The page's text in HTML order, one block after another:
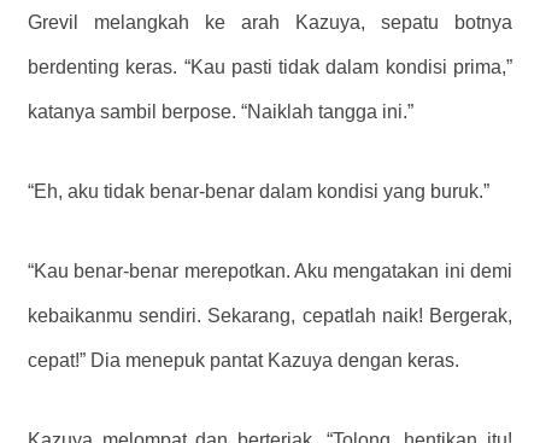
Grevil melangkah ke arah Kazuya, sepatu botnya
berdenting keras. “Kau pasti tidak dalam kondisi prima,”
katanya sambil berpose. “Naiklah tangga ini.”
“Eh, aku tidak benar-benar dalam kondisi yang buruk.”
“Kau benar-benar merepotkan. Aku mengatakan ini demi
kebaikanmu sendiri. Sekarang, cepatlah naik! Bergerak,
cepat!” Dia menepuk pantat Kazuya dengan keras.